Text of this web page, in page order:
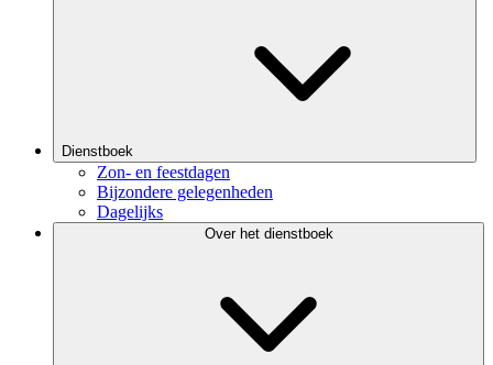
Dienstboek
Zon- en feestdagen
Bijzondere gelegenheden
Dagelijks
Over het dienstboek